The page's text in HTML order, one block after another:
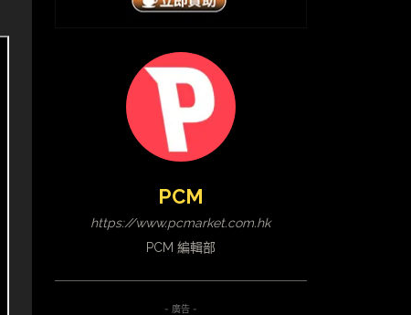
PCM
https://www.pcmarket.com.hk
PCM 編輯部
- 廣告 -